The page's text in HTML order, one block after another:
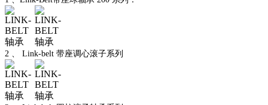
2 、 Link-belt 带座调心滚子系列